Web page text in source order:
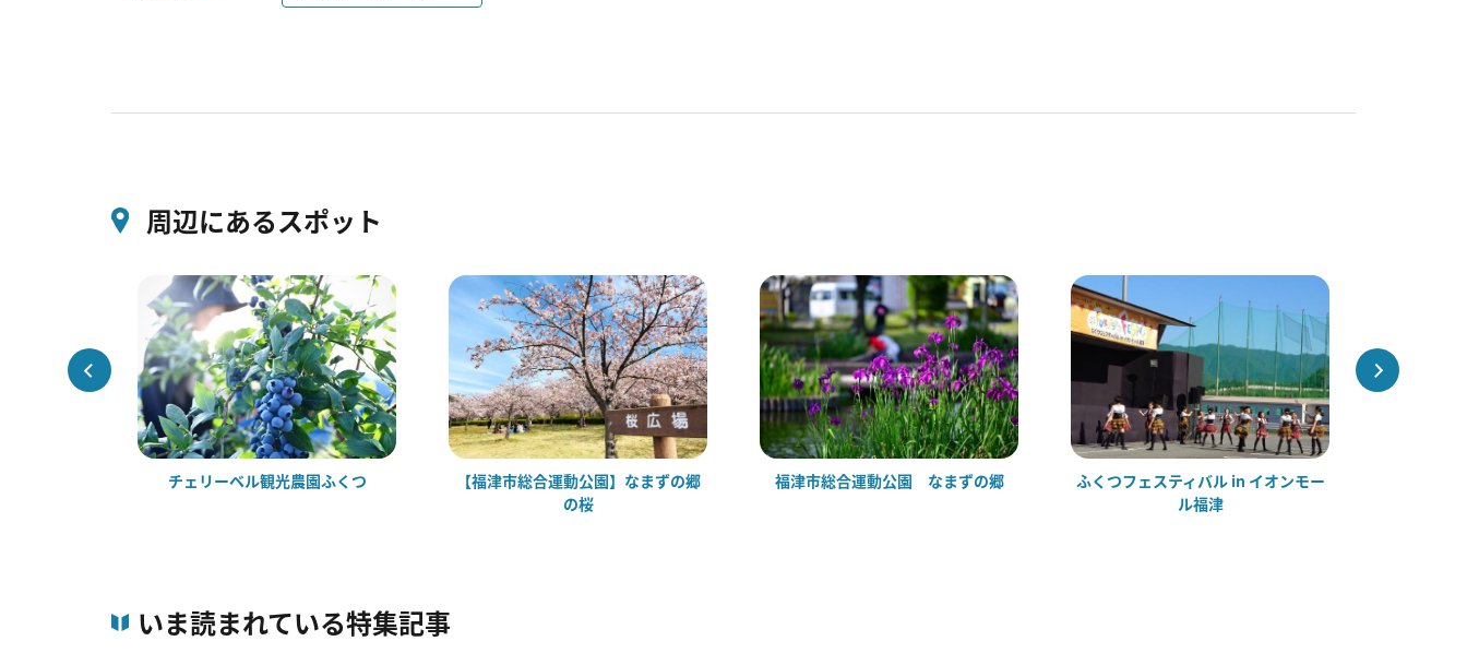
周辺にあるスポット
チェリーベル観光農園ふくつ
【福津市総合運動公園】なまずの郷
の桜
福津市総合運動公園 なまずの郷
ふくつフェスティバル in イオンモー
ル福津
いま読まれている特集記事